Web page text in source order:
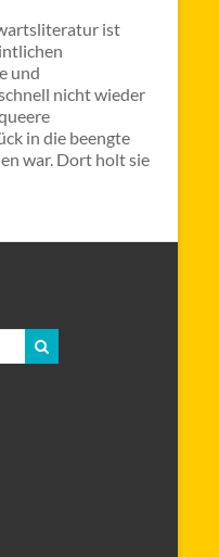
ist
und
nicht wieder
in die beengte
war. Dort holt sie